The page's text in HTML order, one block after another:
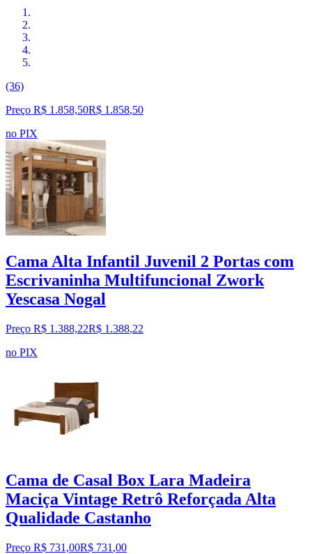
(36)
Preço R$ 1.858,50R$ 1.858,50
no PIX
Cama Alta Infantil Juvenil 2 Portas com
Escrivaninha Multifuncional Zwork
Yescasa Nogal
Preço R$ 1.388,22R$ 1.388,22
no PIX
Cama de Casal Box Lara Madeira
Maciça Vintage Retrô Reforçada Alta
Qualidade Castanho
Preço R$ 731,00R$ 731 ,00